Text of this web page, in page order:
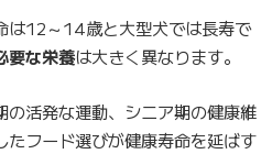
は12～14歳と大型犬では長寿で
要な栄養は大きく異なります。
の活発な運動、シニア期の健康維
たフード選びが健康寿命を延ばす